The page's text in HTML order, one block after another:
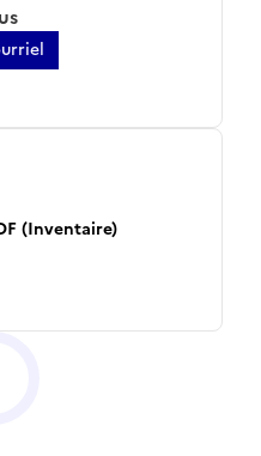
(Inventaire)